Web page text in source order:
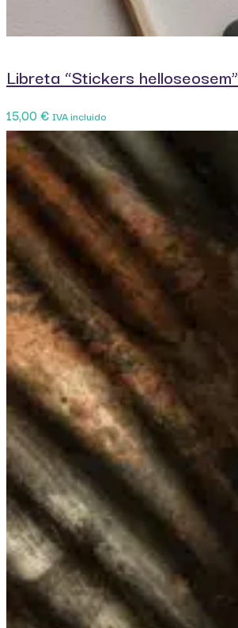
Libreta “Stickers helloseosem”
15,00 € IVA incluido